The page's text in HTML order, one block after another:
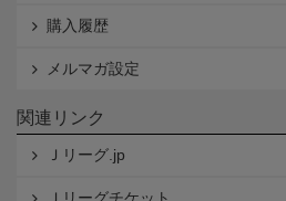
購入履歴
メルマガ設定
関連リンク
Ｊリーグ.jp